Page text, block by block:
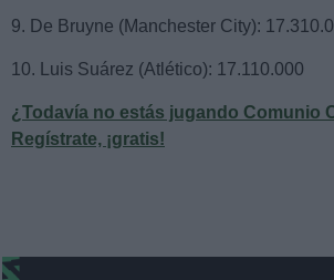
9. De Bruyne (Manchester City):
10. Luis Suárez (Atlético): 17.110.000
¿Todavía no estás jugando Comunio
Regístrate, ¡gratis!